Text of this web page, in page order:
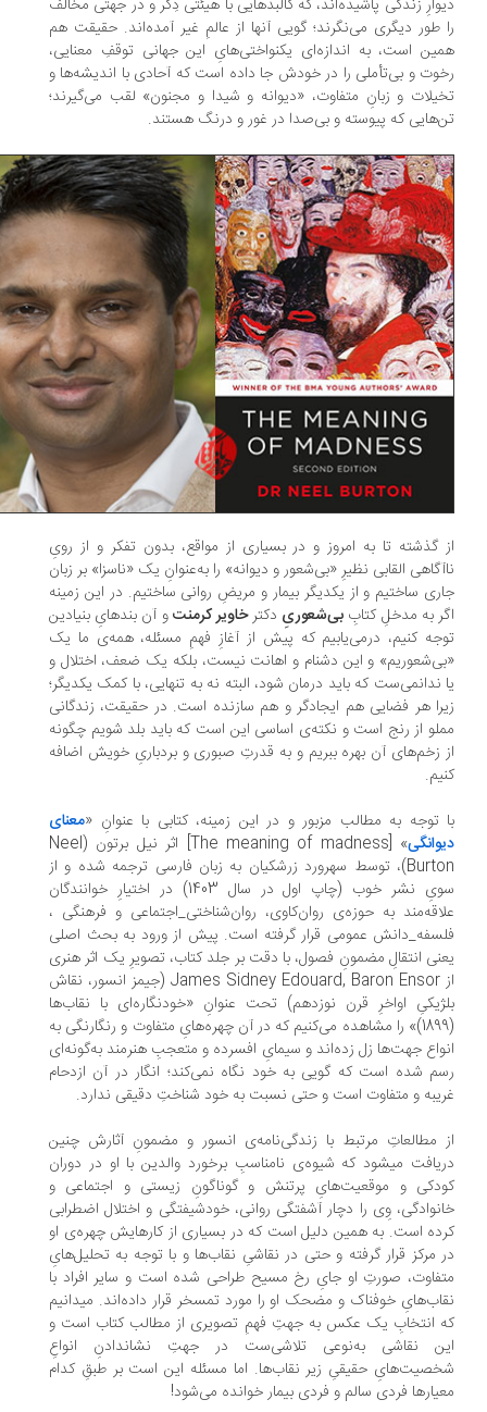
زندگی پاشیده‌اند، که کالبدهایی با هیئتی دِگر و در جهتی مخالف
طور دیگری می‌نگرند؛ گویی آنها از عالمِ غیر آمده‌اند. حقیقت هم
است، به اندازه‌ای یکنواختی‌هایِ این جهانی توقفِ معنایی،
و بی‌تأملی را در خودش جا داده است که آحادی با اندیشه‌ها و
و زبانِ متفاوت، «دیوانه و شیدا و مجنون» لقب می‌گیرند؛
که پیوسته و بی‌صدا در غور و درنگ هستند.
گذشته تا به امروز و در بسیاری از مواقع، بدون تفکر و از رویِ
القابی نظیرِ «بی‌شعور و دیوانه» را به‌عنوانِ یک «ناسزا» بر زبان
ساختیم و از یکدیگر بیمار و مریضِ روانی ساختیم. در این زمینه
به مدخلِ کتابِبی‌شعوریِدکترخاویر کرمنتو آن بندهایِ بنیادین
کنیم، درمی‌یابیم که پیش از آغازِ فهمِ مسئله، همه‌ی ما یک
و این دشنام و اهانت نیست، بلکه یک ضعف، اختلال و
ندانمی‌ست که باید درمان شود، البته نه به تنهایی، با کمک یکدیگر؛
هر فضایی هم ایجادگر و هم سازنده است. در حقیقت، زندگانی
از رنج است و نکته‌ی اساسی این است که باید بلد شویم چگونه
زخم‌های آن بهره ببریم و به قدرتِ صبوری و بردباریِ خویش اضافه
توجه به مطالب مزبور و در این زمینه، کتابی با عنوانِ «معنای
» [The meaning of madness] اثر نیل برتون (Neel
Burton)، توسط سهرورد زرشکیان به زبان فارسی ترجمه شده و از
سویِ نشر خوب (چاپ اول در سال 1403) در اختیارِ خوانندگان
به حوزه‌ی روان‌کاوی، روان‌شناختی_اجتماعی و فرهنگی ،
عمومی قرار گرفته است. پیش از ورود به بحث اصلی
انتقالِ مضمونِ فصول، با دقت بر جلد کتاب، تصویرِ یک اثر هنری
از James Sidney Edouard, Baron Ensor (جیمز انسور، نقاش
اواخرِ قرن نوزدهم) تحت عنوانِ «خودنگاره‌ای با نقاب‌ها
(1899)» را مشاهده می‌کنیم که در آن چهره‌هایِ متفاوت و رنگارنگی به
جهت‌ها زل زده‌اند و سیمایِ افسرده و متعجبِ هنرمند به‌گونه‌ای
شده است که گویی به خود نگاه نمی‌کند؛ انگار در آن ازدحام
و متفاوت است و حتی نسبت به خود شناختِ دقیقی ندارد.
مطالعاتِ مرتبط با زندگی‌نامه‌ی انسور و مضمونِ آثارش چنین
دریافت می‎شود که شیوه‌ی نامناسبِ برخورد والدین با او در دوران
و موقعیت‌هایِ پرتنش و گوناگونِ زیستی و اجتماعی و
وِی را دچار آشفتگی روانی، خودشیفتگی و اختلال اضطرابی
است. به همین دلیل است که در بسیاری از کارهایش چهره‌ی او
مرکز قرار گرفته و حتی در نقاشیِ نقاب‌ها و با توجه به تحلیل‌هایِ
صورتِ او جایِ رخ مسیح طراحی شده است و سایر افراد با
نقاب‌هایِ خوفناک و مضحک او را مورد تمسخر قرار داده‌اند. می‎دانیم
انتخابِ یک عکس به جهتِ فهمِ تصویری از مطالب کتاب است و
این نقاشی به‌نوعی تلاشی‌ست در جهتِ نشان‎دادنِ انواعِ
حقیقیِ زیر نقاب‌ها. اما مسئله این است بر طبقِ کدام
فردی سالم و فردی بیمار خوانده می‌شود!